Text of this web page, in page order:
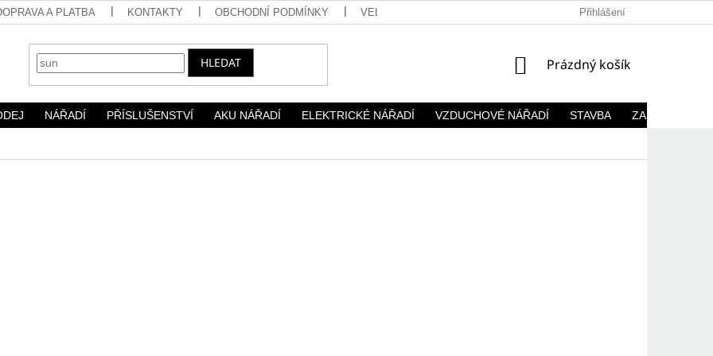
A PLATBA KONTAKTY OBCHODNÍ PODMÍNKY VELKOOBCHOD Přihlášení
HLEDAT
NÁKUPNÍ
Prázdný košík
NÁŘADÍ PŘÍSLUŠENSTVÍ AKU NÁŘADÍ ELEKTRICKÉ NÁŘADÍ VZDUCHOVÉ NÁŘADÍ STAVBA ZAHRADA